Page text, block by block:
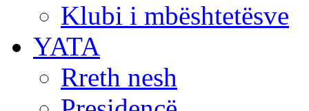
Klubi i mbështetësve
YATA
Rreth nesh